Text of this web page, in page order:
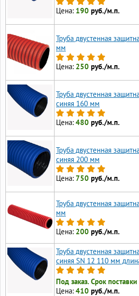
Цена: 190 руб./м.п.
Труба двустенная
мм
Цена: 250 руб./м.п.
Труба двустенная
синяя 160 мм
Цена: 480 руб./м.п.
Труба двустенная
синяя 200 мм
Цена: 750 руб./м.п.
Труба двустенная
мм
Цена: 200 руб./м.п.
Труба двустенная
синяя SN 12 110 мм
Под заказ. Срок
Цена: 410 руб./м.п.